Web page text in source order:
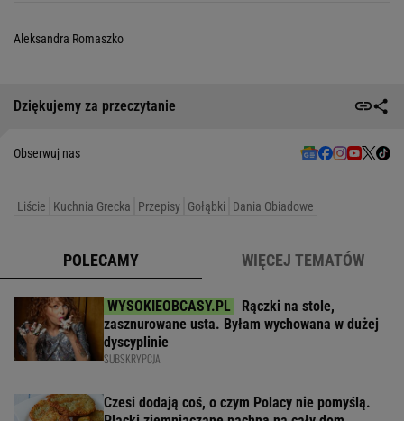
Aleksandra Romaszko
Dziękujemy za przeczytanie
Obserwuj nas
Liście Kuchnia Grecka Przepisy Gołąbki Dania Obiadowe
POLECAMY WIĘCEJ TEMATÓW
Rączki na stole,
zasznurowane usta. Byłam wychowana w dużej
dyscyplinie
SUBSKRYPCJA
Czesi dodają coś, o czym Polacy nie pomyślą.